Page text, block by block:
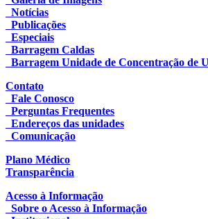
Notícias
Publicações
Especiais
Barragem Caldas
Barragem Unidade de Concentração de
Contato
Fale Conosco
Perguntas Frequentes
Endereços das unidades
Comunicação
Plano Médico
Transparência
Acesso à Informação
Sobre o Acesso à Informação